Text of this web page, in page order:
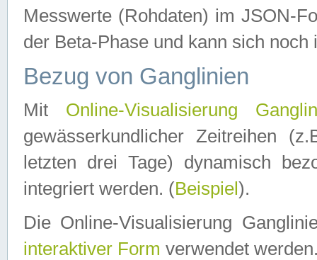
Messwerte (Rohdaten) im JSON-
der Beta-Phase und kann sich noch
Bezug von Ganglinien
Mit Online-Visualisierung
gewässerkundlicher Zeitreihen
letzten drei Tage) dynamisch
integriert werden. (Beispiel ).
Die Online-Visualisierung
interaktiver Form verwendet